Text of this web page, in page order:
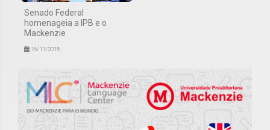
Senado Federal
homenageia a IPB e o
Mackenzie
16/11/2015